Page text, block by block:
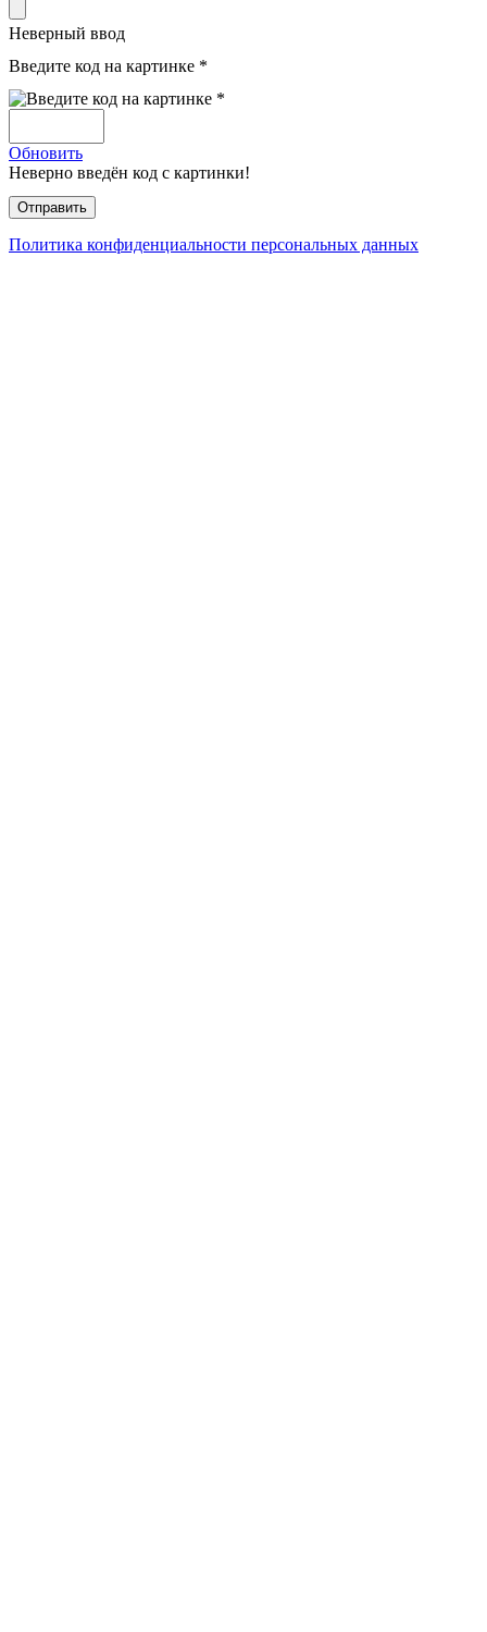
Неверный ввод
Введите код на картинке *
Обновить
Неверно введён код с картинки!
Политика конфиденциальности персональных данных